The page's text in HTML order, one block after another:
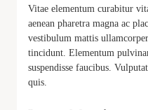
Vitae elementum curabitur
aenean pharetra magna ac
vestibulum mattis
tincidunt. Elementum
suspendisse faucibus.
quis.